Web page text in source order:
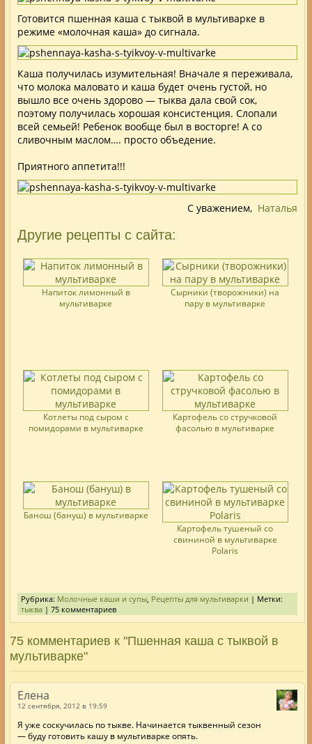
Готовится пшенная каша с тыквой в мультиварке в
режиме «молочная каша» до сигнала.
Каша получилась изумительная! Вначале я переживала,
что молока маловато и каша будет очень густой, но
вышло все очень здорово — тыква дала свой сок,
поэтому получилась хорошая консистенция. Слопали
всей семьей! Ребенок вообще был в восторге! А со
сливочным маслом…. просто объедение.
Приятного аппетита!!!
С уважением, Наталья
Другие рецепты с сайта:
Напиток лимонный в
мультиварке
Сырники (творожники) на
пару в мультиварке
Котлеты под сыром с
помидорами в мультиварке
Картофель со стручковой
фасолью в мультиварке
Банош (бануш) в мультиварке
Картофель тушеный со
свининой в мультиварке
Polaris
Рубрика: Молочные каши и супы, Рецепты для мультиварки | Метки:
тыква| 75 комментариев
75 комментариев к "Пшенная каша с тыквой в
мультиварке"
Елена
12 сентября, 2012 в 19:59
Я уже соскучилась по тыкве. Начинается тыквенный сезон
— буду готовить кашу в мультиварке опять.